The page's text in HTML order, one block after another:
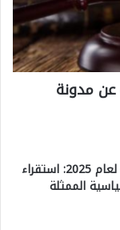
عن مدونة
خارطة الانتخابات البرلمانية لعام 2025: استقراء
الممثلة